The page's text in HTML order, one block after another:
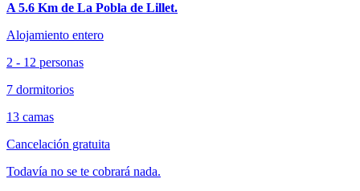
A 5.6 Km de La Pobla de Lillet.
Alojamiento entero
2 - 12 personas
7 dormitorios
13 camas
Cancelación gratuita
Todavía no se te cobrará nada.